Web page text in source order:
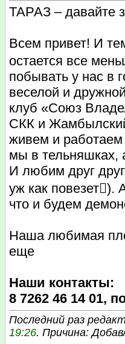
ТАРАЗ – давайте
Всем привет! И
остается все
побывать у нас в
веселой и
клуб «Союз
СКК и
живем и
мы в тельняшках,
И любим друг
уж как
что и будем
Наша любимая
еще
Наши контакты:
8 7262 46 14 01,
Последний раз
19:26. Причина: